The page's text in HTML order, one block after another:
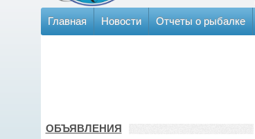
Главная Новости Отчеты о рыбалке
ОБЪЯВЛЕНИЯ